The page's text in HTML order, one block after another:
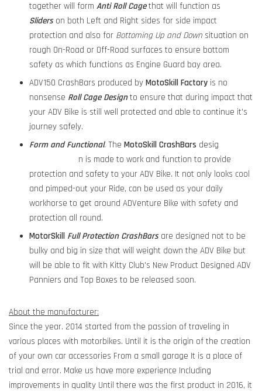
together will form Anti Roll Cagethat will function as
Sliders on both Left and Right sides for side impact
protection and also for Bottoming Up and Down situation on
rough On-Road or Off-Road surfaces to ensure bottom
safety as which functions as Engine Guard bay area.
ADV150 CrashBars produced by MotoSkill Factory is no
nonsense Roll Cage Designto ensure that during impact that
your ADV Bike is still well protected and able to continue it's
journey safely.
Form and Functional. The MotoSkill CrashBars desig
n is made to work and function to provide
protection and safety to your ADV Bike. It not only looks cool
and pimped-out your Ride, can be used as your daily
workhorse to get around ADVenture Bike with safety and
protection all round.
MotorSkill Full Protection CrashBarsare designed not to be
bulky and big in size that will weight down the ADV Bike but
will be able to fit with Kitty Club's New Product Designed ADV
Panniers and Top Boxes to be released soon.
About the manufacturer:
Since the year. 2014 started from the passion of traveling in
various places with motorbikes. Until it is the origin of the creation
of your own car accessories From a small garage It is a place of
trial and error. Make us have more experience Including
improvements in quality Until there was the first product in 2016, it